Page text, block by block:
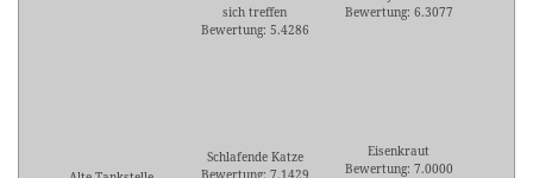
sich treffen
Bewertung: 5.4286
Bewertung: 6.3077
Schlafende Katze
Bewertung: 7.1429
Eisenkraut
Bewertung: 7.0000